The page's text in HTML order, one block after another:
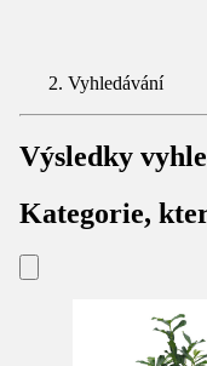
Vyhledávání
Výsledky
Kategorie,